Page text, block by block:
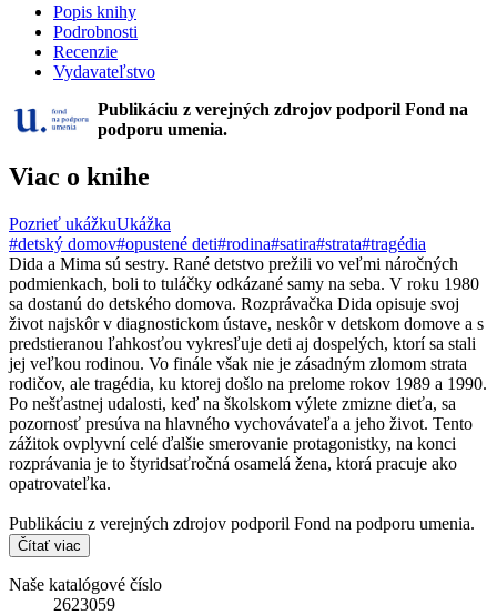
Popis knihy
Podrobnosti
Recenzie
Vydavateľstvo
Publikáciu z verejných zdrojov podporil Fond na
podporu umenia.
Viac o knihe
Pozrieť ukážkuUkážka
#detský domov#opustené deti#rodina#satira#strata#tragédia
Dida a Mima sú sestry. Rané detstvo prežili vo veľmi náročných
podmienkach, boli to tuláčky odkázané samy na seba. V roku 1980
sa dostanú do detského domova. Rozprávačka Dida opisuje svoj
život najskôr v diagnostickom ústave, neskôr v detskom domove a s
predstieranou ľahkosťou vykresľuje deti aj dospelých, ktorí sa stali
jej veľkou rodinou. Vo finále však nie je zásadným zlomom strata
rodičov, ale tragédia, ku ktorej došlo na prelome rokov 1989 a 1990.
Po nešťastnej udalosti, keď na školskom výlete zmizne dieťa, sa
pozornosť presúva na hlavného vychovávateľa a jeho život. Tento
zážitok ovplyvní celé ďalšie smerovanie protagonistky, na konci
rozprávania je to štyridsaťročná osamelá žena, ktorá pracuje ako
opatrovateľka.
Publikáciu z verejných zdrojov podporil Fond na podporu umenia.
Čítať viac
Naše katalógové číslo
2623059